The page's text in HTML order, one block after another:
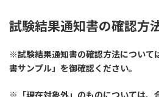
試験結果通知書の確認方
※試験結果通知書の確認方法について
書サンプル」を御確認ください。
※「現在対象外」のものについては、